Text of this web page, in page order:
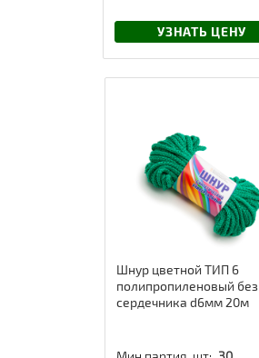
УЗНАТЬ ЦЕНУ
Шнур цветной ТИП 6
полипропиленовый без
сердечника d6мм 20м